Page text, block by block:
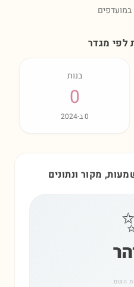
לפי מגדר
בנות
0
0ב-2024
מקור ונתונים
השם